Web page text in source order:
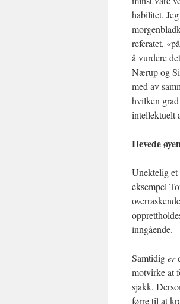
habilitet.
referatet,
å vurdere
Nærup og
med av
hvilken
intellektuelt
Hevede
Unektelig et
eksempel
inngående.
Samtidiger
motvirke at
sjakk.
førre til at